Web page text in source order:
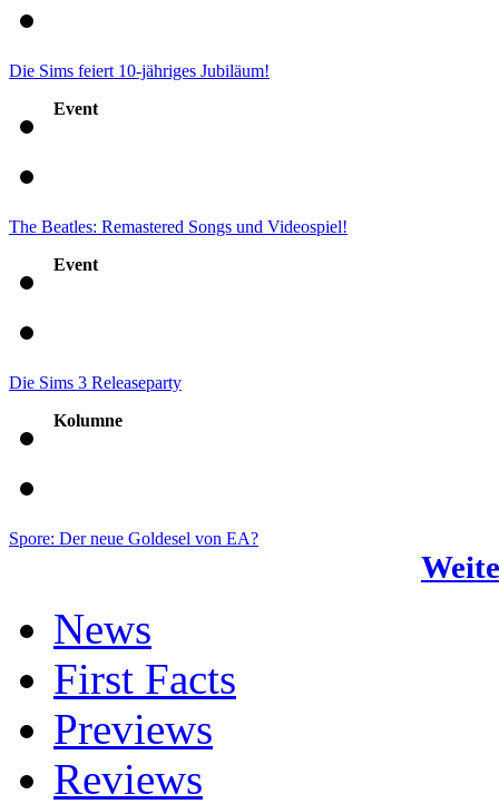
Die Sims feiert 10-jähriges Jubiläum!
Event
The Beatles: Remastered Songs und Videospiel!
Event
Die Sims 3 Releaseparty
Kolumne
Spore: Der neue Goldesel von EA?
News
First Facts
Previews
Reviews